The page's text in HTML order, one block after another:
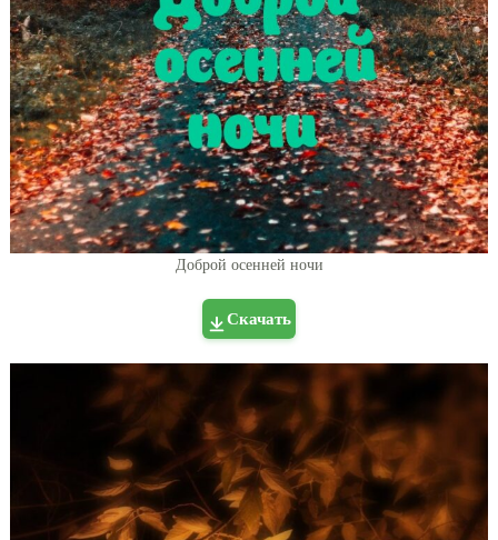
Доброй осенней ночи
Скачать